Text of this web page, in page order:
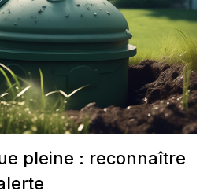
pleine : reconnaître